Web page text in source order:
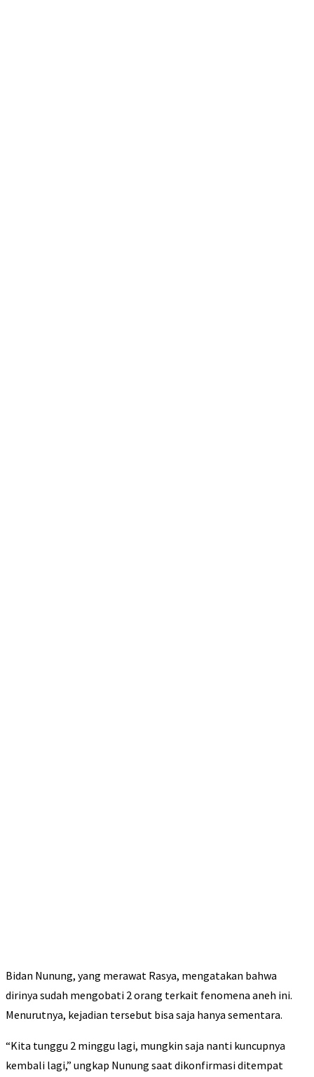
Bidan Nunung, yang merawat Rasya, mengatakan bahwa
dirinya sudah mengobati 2 orang terkait fenomena aneh ini.
Menurutnya, kejadian tersebut bisa saja hanya sementara.
“Kita tunggu 2 minggu lagi, mungkin saja nanti kuncupnya
kembali lagi,” ungkap Nunung saat dikonfirmasi ditempat